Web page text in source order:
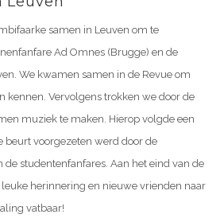
samen in Leuven om te
Ad Omnes (Brugge) en de
We kwamen samen in de Revue om
kennen. Vervolgens trokken we door de
muziek te maken. Hierop volgde een
beurt voorgezeten werd door de
studentenfanfares. Aan het eind van de
herinnering en nieuwe vrienden naar
vatbaar!